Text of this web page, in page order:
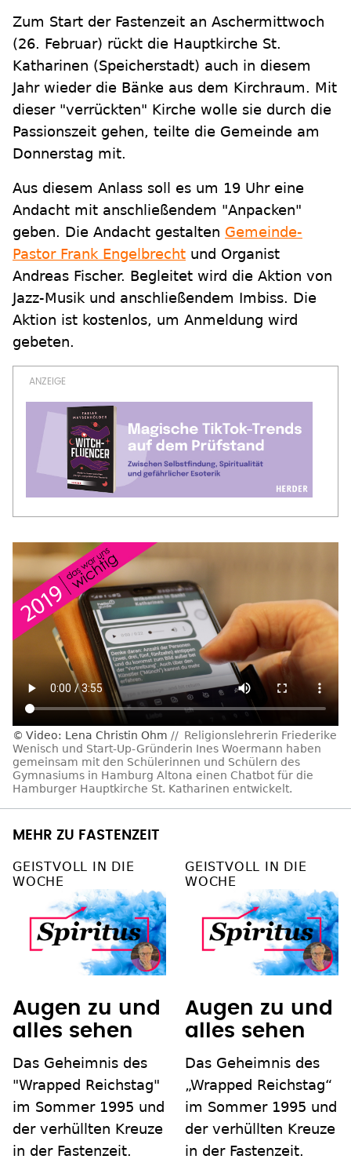
Zum Start der Fastenzeit an Aschermittwoch
(26. Februar) rückt die Hauptkirche St.
Katharinen (Speicherstadt) auch in diesem
Jahr wieder die Bänke aus dem Kirchraum. Mit
dieser "verrückten" Kirche wolle sie durch die
Passionszeit gehen, teilte die Gemeinde am
Donnerstag mit.
Aus diesem Anlass soll es um 19 Uhr eine
Andacht mit anschließendem "Anpacken"
geben. Die Andacht gestalten Gemeinde-
Pastor Frank Engelbrecht und Organist
Andreas Fischer. Begleitet wird die Aktion von
Jazz-Musik und anschließendem Imbiss. Die
Aktion ist kostenlos, um Anmeldung wird
gebeten.
Video: Lena Christin Ohm
Religionslehrerin Friederike
Wenisch und Start-Up-Gründerin Ines Woermann haben
gemeinsam mit den Schülerinnen und Schülern des
Gymnasiums in Hamburg Altona einen Chatbot für die
Hamburger Hauptkirche St. Katharinen entwickelt.
MEHR ZU FASTENZEIT
GEISTVOLL IN DIE
WOCHE
Augen zu und
alles sehen
Das Geheimnis des
"Wrapped Reichstag"
im Sommer 1995 und
der verhüllten Kreuze
in der Fastenzeit.
GEISTVOLL IN DIE
WOCHE
Augen zu und
alles sehen
Das Geheimnis des
„Wrapped Reichstag“
im Sommer 1995 und
der verhüllten Kreuze
in der Fastenzeit.